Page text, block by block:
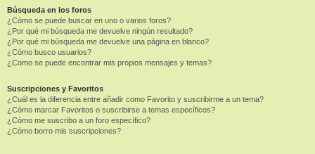
Búsqueda en los foros
¿Cómo se puede buscar en uno o varios foros?
¿Por qué mi búsqueda me devuelve ningún resultado?
¿Por qué mi búsqueda me devuelve una página en blanco?
¿Cómo busco usuarios?
¿Como se puede encontrar mis propios mensajes y temas?
Suscripciones y Favoritos
¿Cuál es la diferencia entre añadir como Favorito y suscribirme a un tema?
¿Cómo marcar Favoritos o suscribirse a temas específicos?
¿Cómo me suscribo a un foro específico?
¿Cómo borro mis suscripciones?